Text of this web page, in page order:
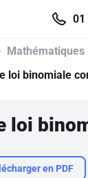
01
Mathématiques
loi binomiale
en PDF